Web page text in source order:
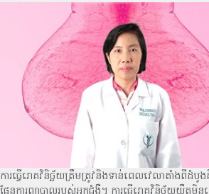
ការធ្វើរោគវិនិច្ឆ័យត្រឹមត្រូវនិងទាន់ពេលវេលាតាំងពីដំបូង
ផែនការព្យាបាលរបស់អ្នកជំងឺ។ ការធ្វើរោគវិនិច្ឆ័យយឺត